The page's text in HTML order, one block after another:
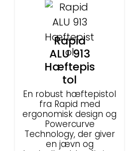
Rapid
ALU 913
Hæftepis
tol
En robust hæftepistol
fra Rapid med
ergonomisk design og
Powercurve
Technology, der giver
en jævn og